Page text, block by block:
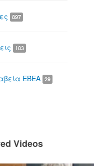
897
183
ΕΒΕΑ 29
Videos